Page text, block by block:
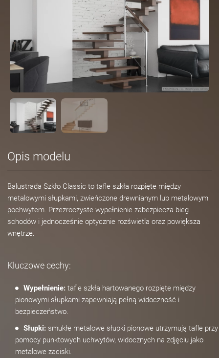
Opis modelu
Balustrada Szkło Classic to tafle szkła rozpięte między
metalowymi słupkami, zwieńczone drewnianym lub metalowym
pochwytem. Przezroczyste wypełnienie zabezpiecza bieg
schodów i jednocześnie optycznie rozświetla oraz powiększa
wnętrze.
Kluczowe cechy:
Wypełnienie: tafle szkła hartowanego rozpięte między
pionowymi słupkami zapewniają pełną widoczność i
bezpieczeństwo.
Słupki: smukłe metalowe słupki pionowe utrzymują tafle przy
pomocy punktowych uchwytów, widocznych na zdjęciu jako
metalowe zaciski.